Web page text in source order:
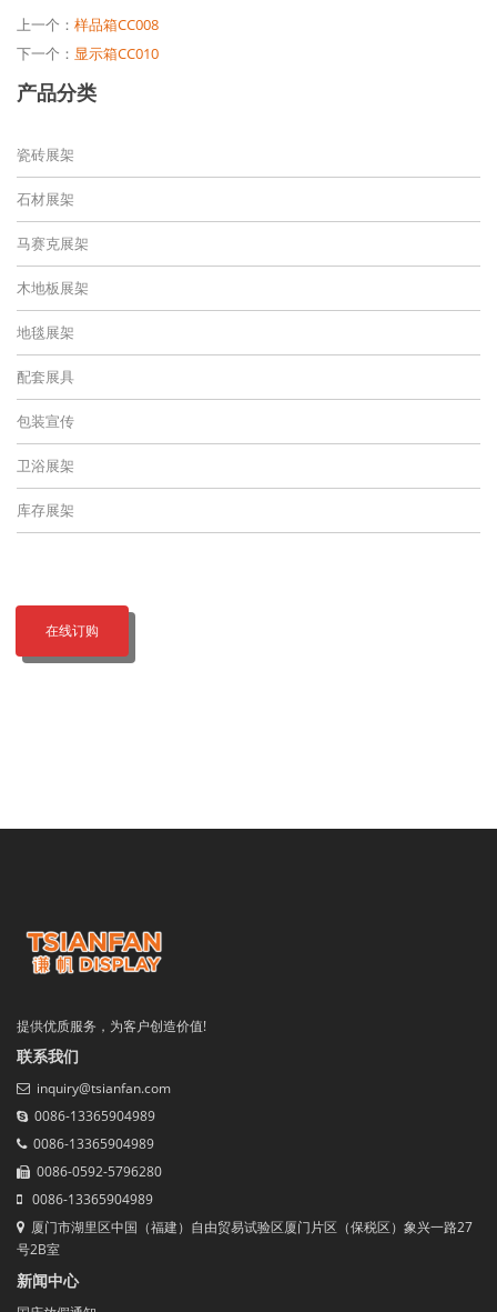
上一个： 样品箱CC008
下一个： 显示箱CC010
产品分类
瓷砖展架
石材展架
马赛克展架
木地板展架
地毯展架
配套展具
包装宣传
卫浴展架
库存展架
在线订购
提供优质服务，为客户创造价值!
联系我们
inquiry@tsianfan.com
0086-13365904989
0086-13365904989
0086-0592-5796280
0086-13365904989
厦门市湖里区中国（福建）自由贸易试验区厦门片区（保税区）象兴一路27
号2B室
新闻中心